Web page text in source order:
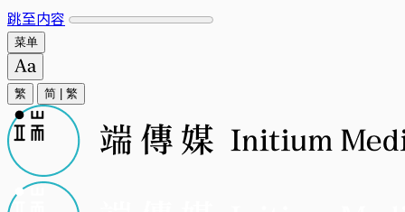
跳至内容
菜单
繁 简 繁